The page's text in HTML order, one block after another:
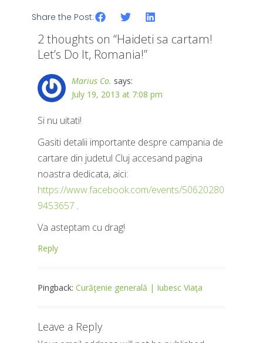
Share the Post:
2 thoughts on “Haideti sa cartam!
Let’s Do It, Romania!”
Marius Co. says:
July 19, 2013 at 7:08 pm
Si nu uitati!
Gasiti detalii importante despre campania de
cartare din judetul Cluj accesand pagina
noastra dedicata, aici:
https://www.facebook.com/events/50620280
9453657 .
Va asteptam cu drag!
Reply
Pingback: Curăţenie generală | Iubesc Viaţa
Leave a Reply